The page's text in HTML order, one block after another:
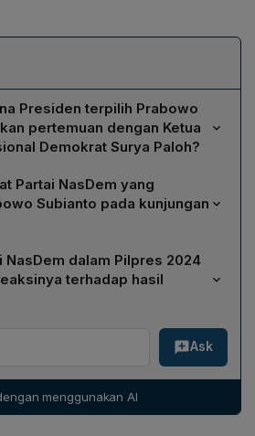
Presiden terpilih Prabowo
pertemuan dengan Ketua
Demokrat Surya Paloh?
di NasDem Tower, Jakarta,
WIB pada Jumat, 22 Maret 2024,
Surya Paloh.
Partai NasDem yang
Subianto pada kunjungan
dilakukan oleh Ketua Umum
Paloh, Ketua DPP NasDem Willy
NasDem Ahmad Sahroni, Ketua DPW
NasDem dalam Pilpres 2024
terhadap hasil
mendukung Prabowo; mereka
Anies Baswedan‑Muhaimin
nomor urut satu bersama PKS
Surya Paloh menyatakan
Ask
menggunakan AI